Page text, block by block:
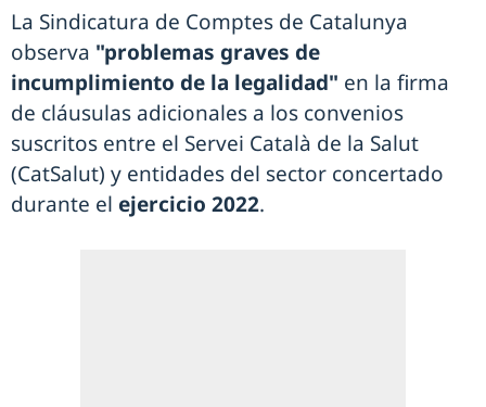
La Sindicatura de Comptes de Catalunya
observa "problemas graves de
incumplimiento de la legalidad" en la firma
de cláusulas adicionales a los convenios
suscritos entre el Servei Català de la Salut
(CatSalut) y entidades del sector concertado
durante el ejercicio 2022.